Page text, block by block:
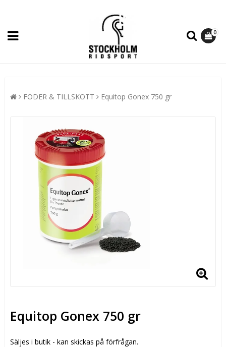
0
FODER & TILLSKOTT Equitop Gonex 750 gr
Equitop Gonex 750 gr
Säljes i butik - kan skickas på förfrågan.